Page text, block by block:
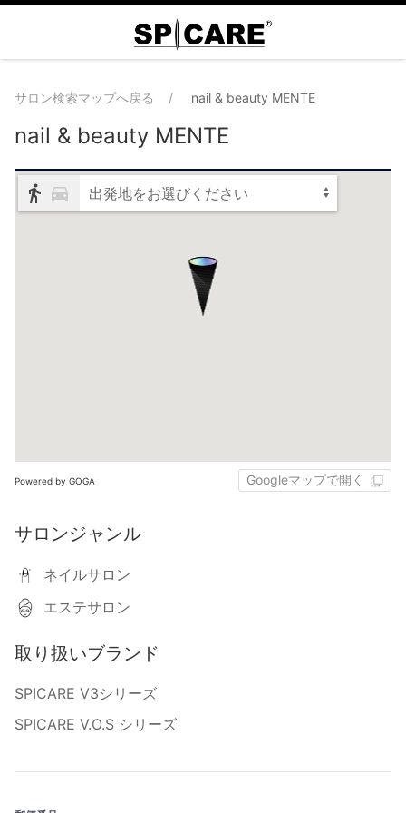
サロン検索マップへ戻る nail & beauty MENTE
nail & beauty MENTE
出発地をお選びください
Powered by GOGA Googleマップで開く
サロンジャンル
ネイルサロン
エステサロン
取り扱いブランド
SPICARE V3シリーズ
SPICARE V.O.S シリーズ